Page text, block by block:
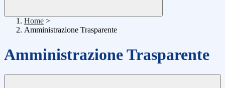
Home >
Amministrazione Trasparente
Amministrazione Trasparente